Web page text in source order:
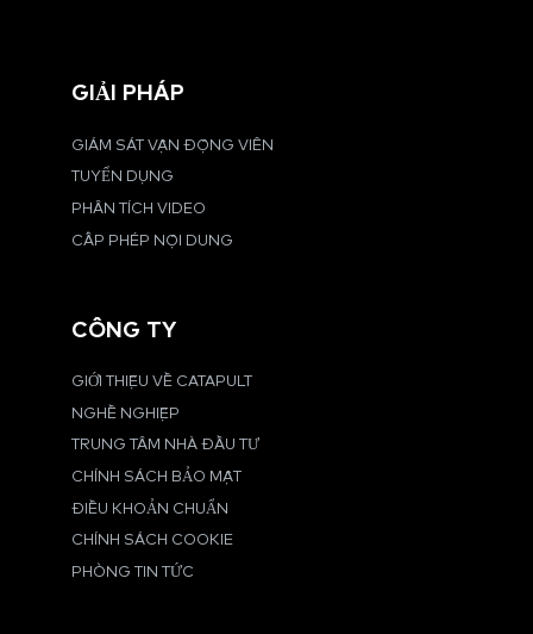
GIẢI PHÁP
GIÁM SÁT VẬN ĐỘNG VIÊN
TUYỂN DỤNG
PHÂN TÍCH VIDEO
CẤP PHÉP NỘI DUNG
CÔNG TY
GIỚI THIỆU VỀ CATAPULT
NGHỀ NGHIỆP
TRUNG TÂM NHÀ ĐẦU TƯ
CHÍNH SÁCH BẢO MẬT
ĐIỀU KHOẢN CHUẨN
CHÍNH SÁCH COOKIE
PHÒNG TIN TỨC